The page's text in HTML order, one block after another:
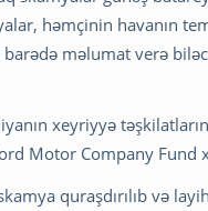
həmçinin havanın
barədə məlumat verə
xeyriyyə
Motor Company Fund
quraşdırılıb və